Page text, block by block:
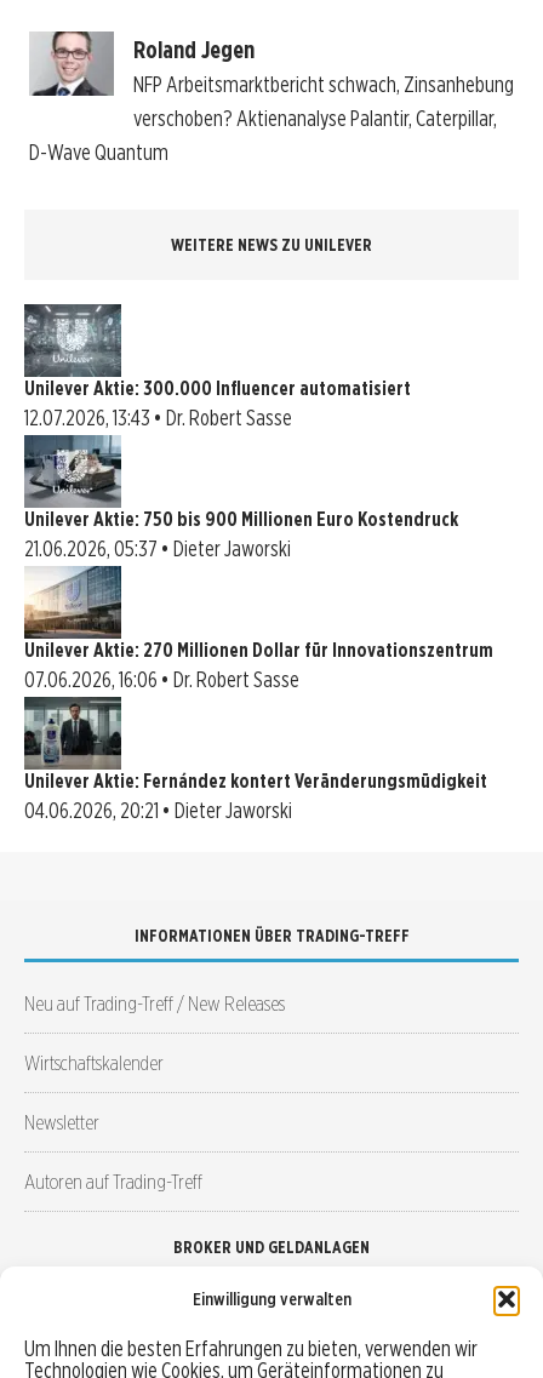
Einwilligung verwalten
Um Ihnen die besten Erfahrungen zu bieten, verwenden wir
Technologien wie Cookies, um Geräteinformationen zu
Roland Jegen
NFP Arbeitsmarktbericht schwach, Zinsanhebung
verschoben? Aktienanalyse Palantir, Caterpillar,
D-Wave Quantum
WEITERE NEWS ZU UNILEVER
Unilever Aktie: 300.000 Influencer automatisiert
12.07.2026, 13:43 • Dr. Robert Sasse
Unilever Aktie: 750 bis 900 Millionen Euro Kostendruck
21.06.2026, 05:37 • Dieter Jaworski
Unilever Aktie: 270 Millionen Dollar für Innovationszentrum
07.06.2026, 16:06 • Dr. Robert Sasse
Unilever Aktie: Fernández kontert Veränderungsmüdigkeit
04.06.2026, 20:21 • Dieter Jaworski
INFORMATIONEN ÜBER TRADING-TREFF
Neu auf Trading-Treff / New Releases
Wirtschaftskalender
Newsletter
Autoren auf Trading-Treff
BROKER UND GELDANLAGEN